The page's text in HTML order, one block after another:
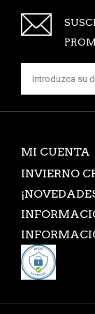
MI CUENTA
INVIERNO